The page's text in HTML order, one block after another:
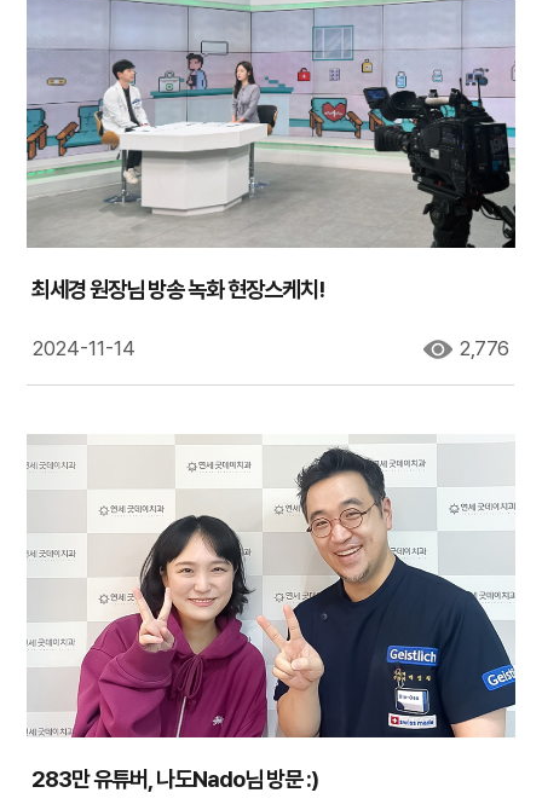
최세경 원장님 방송 녹화 현장스케치!
2024-11-14 2,776
283만 유튜버, 나도Nado님 방문 :)